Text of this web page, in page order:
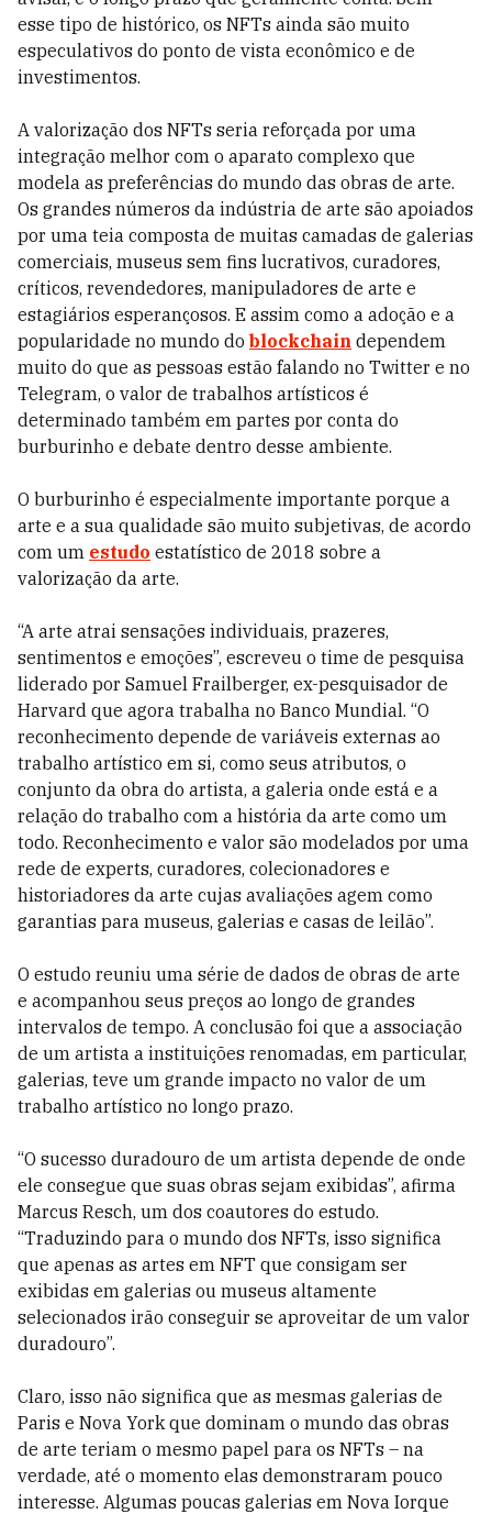
esse tipo de histórico, os NFTs ainda são muito
especulativos do ponto de vista econômico e de
investimentos.
A valorização dos NFTs seria reforçada por uma
integração melhor com o aparato complexo que
modela as preferências do mundo das obras de arte.
Os grandes números da indústria de arte são apoiados
por uma teia composta de muitas camadas de galerias
comerciais, museus sem fins lucrativos, curadores,
críticos, revendedores, manipuladores de arte e
estagiários esperançosos. E assim como a adoção e a
popularidade no mundo do blockchain dependem
muito do que as pessoas estão falando no Twitter e no
Telegram, o valor de trabalhos artísticos é
determinado também em partes por conta do
burburinho e debate dentro desse ambiente.
O burburinho é especialmente importante porque a
arte e a sua qualidade são muito subjetivas, de acordo
com um estudo estatístico de 2018 sobre a
valorização da arte.
“A arte atrai sensações individuais, prazeres,
sentimentos e emoções”, escreveu o time de pesquisa
liderado por Samuel Frailberger, ex-pesquisador de
Harvard que agora trabalha no Banco Mundial. “O
reconhecimento depende de variáveis externas ao
trabalho artístico em si, como seus atributos, o
conjunto da obra do artista, a galeria onde está e a
relação do trabalho com a história da arte como um
todo. Reconhecimento e valor são modelados por uma
rede de experts, curadores, colecionadores e
historiadores da arte cujas avaliações agem como
garantias para museus, galerias e casas de leilão”.
O estudo reuniu uma série de dados de obras de arte
e acompanhou seus preços ao longo de grandes
intervalos de tempo. A conclusão foi que a associação
de um artista a instituições renomadas, em particular,
galerias, teve um grande impacto no valor de um
trabalho artístico no longo prazo.
“O sucesso duradouro de um artista depende de onde
ele consegue que suas obras sejam exibidas”, afirma
Marcus Resch, um dos coautores do estudo.
“Traduzindo para o mundo dos NFTs, isso significa
que apenas as artes em NFT que consigam ser
exibidas em galerias ou museus altamente
selecionados irão conseguir se aproveitar de um valor
duradouro”.
Claro, isso não significa que as mesmas galerias de
Paris e Nova York que dominam o mundo das obras
de arte teriam o mesmo papel para os NFTs – na
verdade, até o momento elas demonstraram pouco
interesse. Algumas poucas galerias em Nova Iorque